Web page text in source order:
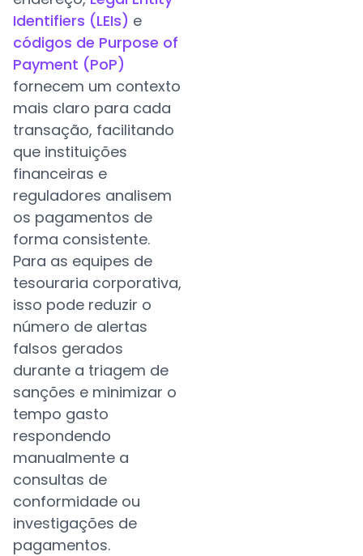
Identifiers (LEIs) e
códigos de Purpose of
Payment (PoP)
fornecem um contexto
mais claro para cada
transação, facilitando
que instituições
financeiras e
reguladores analisem
os pagamentos de
forma consistente.
Para as equipes de
tesouraria corporativa,
isso pode reduzir o
número de alertas
falsos gerados
durante a triagem de
sanções e minimizar o
tempo gasto
respondendo
manualmente a
consultas de
conformidade ou
investigações de
pagamentos.